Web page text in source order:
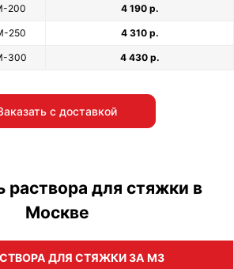
200 4 190 р.
250 4 310 р.
300 4 430 р.
с доставкой
раствора для стяжки в
Москве
ДЛЯ СТЯЖКИ ЗА М3